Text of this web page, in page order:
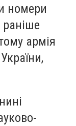
номери
раніше
армія